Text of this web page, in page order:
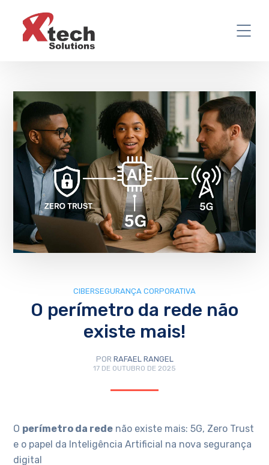
CIBERSEGURANÇA CORPORATIVA
O perímetro da rede não
existe mais!
POR RAFAEL RANGEL
17 DE OUTUBRO DE 2025
O perímetro da rede não existe mais: 5G, Zero Trust
e o papel da Inteligência Artificial na nova segurança
digital